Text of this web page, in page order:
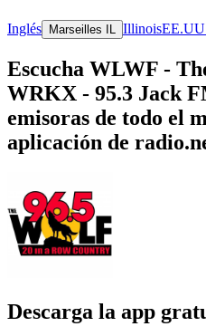
Inglés Marseilles IL Illinois
Escucha WLWF -
WRKX - 95.3 Jack
emisoras de todo el
aplicación de
Descarga la app